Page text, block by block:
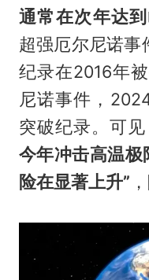
通常在次年达
超强厄尔尼诺事
纪录在2016年
尼诺事件，
突破纪录。可
今年冲击高温极
险在显著上升”